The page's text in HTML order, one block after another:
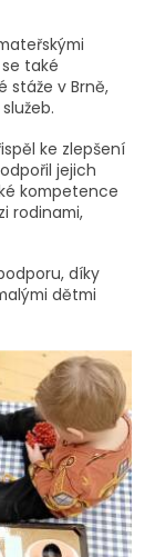
také
stáže v Brně,
ke zlepšení
jejich
kompetence
rodinami,
díky
dětmi